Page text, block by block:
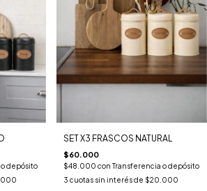
depósito
SET X3 FRASCOS NATURAL
$60.000
$48.000 con Transferencia o depósito
3 cuotas sin interés de $20.000